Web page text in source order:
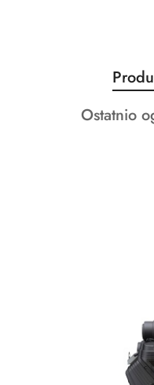
Pomiń karuzelę
o
Produkty
Ostatnio